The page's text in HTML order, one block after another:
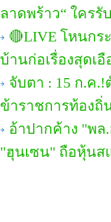
ลาดพร้าว“ ใครรั
🔴LIVE โหนกร
บ้านก่อเรื่องสุดเ
จับตา : 15 ก.ค
ข้าราชการท้องถิ่
อ้าปากค้าง "พล
"ฮุนเซน" ถือหุ้นส